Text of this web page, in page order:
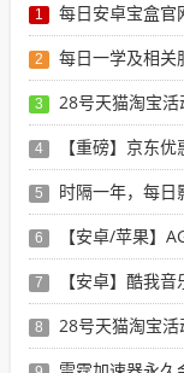
1 每日安卓宝盒官网
2 每日一学及相关
3 28号天猫淘宝
4 【重磅】京东优
5 时隔一年，每日
6 【安卓/苹果】AG
7 【安卓】酷我音
8 28号天猫淘宝